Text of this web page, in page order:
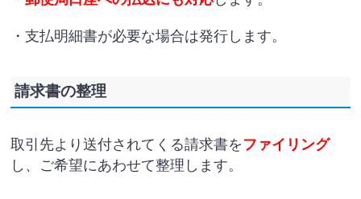
・支払明細書が必要な場合は発行します。
請求書の整理
取引先より送付されてくる請求書を ファイリング
し、ご希望にあわせて整理します。